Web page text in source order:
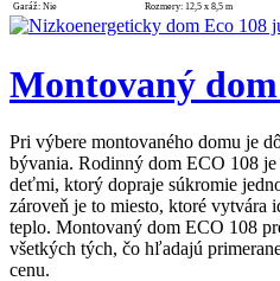
Garáž: Nie Rozmery: 12,5 x 8,5 m
Montovaný
Pri výbere montovaného domu je
bývania. Rodinný dom ECO 108
deťmi, ktorý dopraje súkromie
zároveň je to miesto, ktoré vytvára
teplo. Montovaný dom ECO 108
všetkých tých, čo hľadajú
cenu.